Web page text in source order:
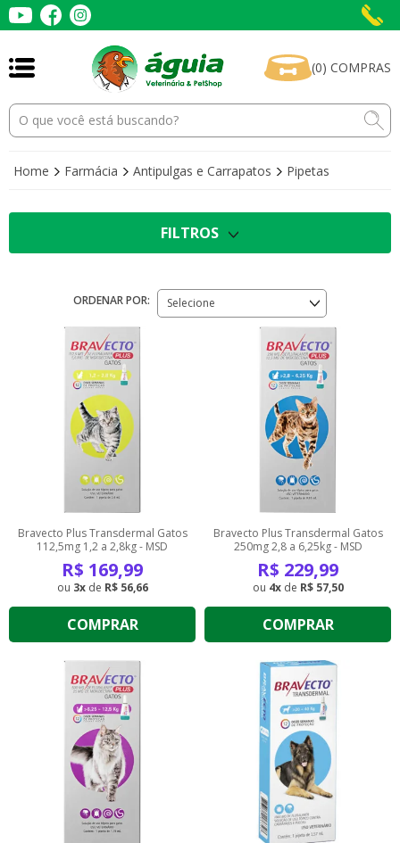
(0) COMPRAS
Home Farmácia Antipulgas e Carrapatos Pipetas
FILTROS
ORDENAR POR: Selecione
Bravecto Plus Transdermal Gatos
112,5mg 1,2 a 2,8kg - MSD
R$ 169,99
3 de R$ 56,66
COMPRAR
Bravecto Plus Transdermal Gatos
250mg 2,8 a 6,25kg - MSD
R$ 229,99
4 de R$ 57,50
COMPRAR